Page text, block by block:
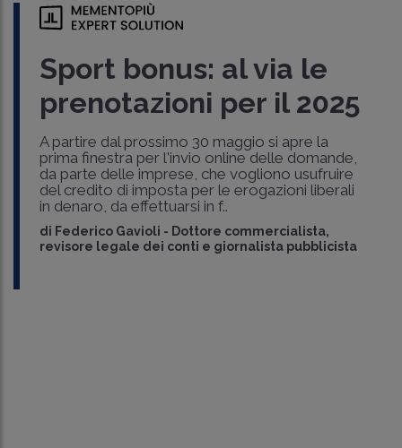
Sport bonus: al via le
prenotazioni per il 2025
A partire dal prossimo 30 maggio si apre la
prima finestra per l'invio online delle domande,
da parte delle imprese, che vogliono usufruire
del credito di imposta per le erogazioni liberali
in denaro, da effettuarsi in f..
di Federico Gavioli - Dottore commercialista,
revisore legale dei conti e giornalista pubblicista